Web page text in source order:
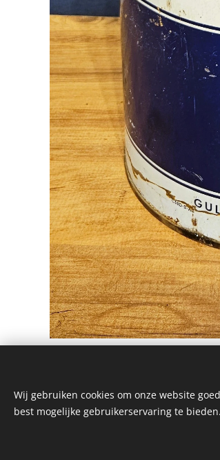
Wij gebruiken cookies om onze website
best mogelijke gebruikerservaring te bieden.